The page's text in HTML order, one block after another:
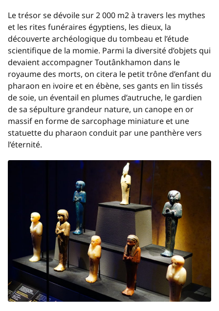
Le trésor se dévoile sur 2 000 m2à travers les mythes
et les rites funéraires égyptiens, les dieux, la
découverte archéologique du tombeau et l’étude
scientifique de la momie. Parmi la diversité d’objets qui
devaient accompagner Toutânkhamon dans le
royaume des morts, on citera le petit trône d’enfant du
pharaon en ivoire et en ébène, ses gants en lin tissés
de soie, un éventail en plumes d’autruche, le gardien
de sa sépulture grandeur nature, un canope en or
massif en forme de sarcophage miniature et une
statuette du pharaon conduit par une panthère vers
l’éternité.